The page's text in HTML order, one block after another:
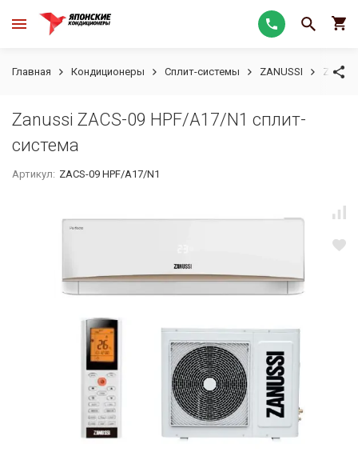
Главная Кондиционеры Сплит-системы ZANUSSI
Zanussi ZACS-09 HPF/A17/N1 сплит-
система
Артикул: ZACS-09 HPF/A17/N1